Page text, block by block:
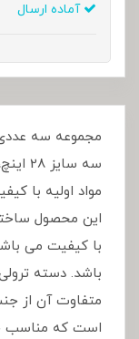
آماده ارسال
مواد اولیه با
این محصول
با کیفیت می
باشد. دسته
متفاوت آن از
است که مناسب